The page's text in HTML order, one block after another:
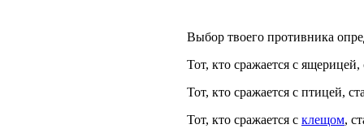
Выбор твоего противника
Тот, кто сражается с
Тот, кто сражается с птицей,
Тот, кто сражается с клещом,